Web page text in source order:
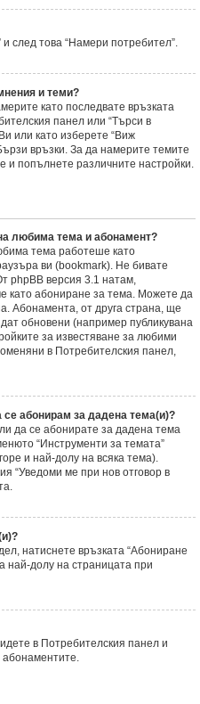
след това “Намери потребител”.
и теми?
като последвате връзката
панел или “Търси в
или като изберете “Виж
връзки. За да намерите темите
и попълнете различните настройки.
любима тема и абонамент?
тема работеше като
ви (bookmark). Не бивате
phpBB версия 3.1 натам,
като абониране за тема. Можете да
Абонамента, от друга страна, ще
обновени (например публикувана
за известяване за любими
в Потребителския панел,
абонирам за дадена тема(и)?
да се абонирате за дадена тема
“Инструменти за темата”
и най-долу на всяка тема).
“Уведоми ме при нов отговор в
натиснете връзката “Абониране
най-долу на страницата при
в Потребителския панел и
абонаментите.